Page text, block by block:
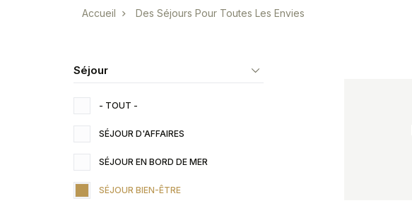
Accueil Des Séjours Pour Toutes Les Envies
Séjour
- TOUT -
SÉJOUR D'AFFAIRES
SÉJOUR EN BORD DE MER
SÉJOUR BIEN-ÊTRE